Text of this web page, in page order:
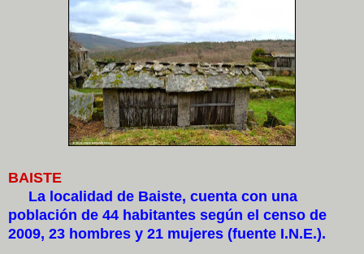
BAISTE
La localidad de Baiste, cuenta con una
población de 44 habitantes según el censo de
2009, 23 hombres y 21 mujeres (fuente I.N.E.).